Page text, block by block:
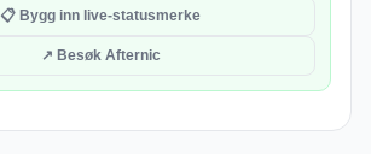
📋 Bygg inn live-statusmerke
↗ Besøk Afternic